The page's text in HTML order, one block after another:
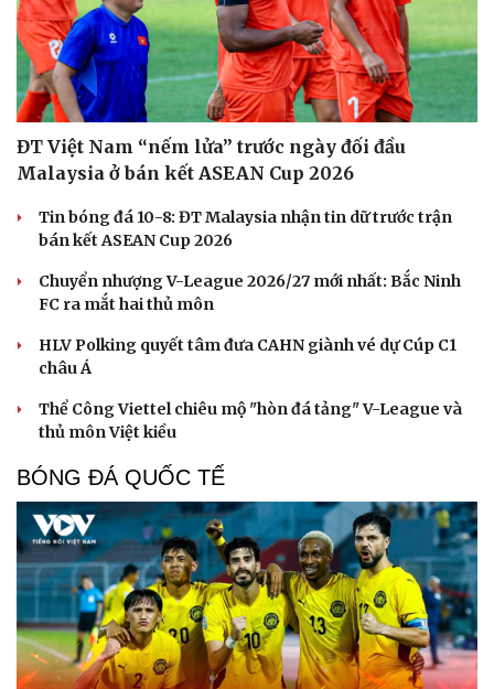
ĐT Việt Nam “nếm lửa” trước ngày đối đầu
Malaysia ở bán kết ASEAN Cup 2026
Tin bóng đá 10-8: ĐT Malaysia nhận tin dữ trước trận
bán kết ASEAN Cup 2026
Chuyển nhượng V-League 2026/27 mới nhất: Bắc Ninh
FC ra mắt hai thủ môn
HLV Polking quyết tâm đưa CAHN giành vé dự Cúp C1
châu Á
Thể Công Viettel chiêu mộ "hòn đá tảng" V-League và
thủ môn Việt kiều
BÓNG ĐÁ QUỐC TẾ